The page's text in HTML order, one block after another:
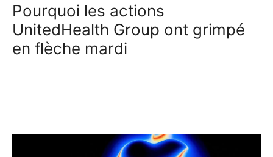
Pourquoi les actions
UnitedHealth Group ont grimpé
en flèche mardi